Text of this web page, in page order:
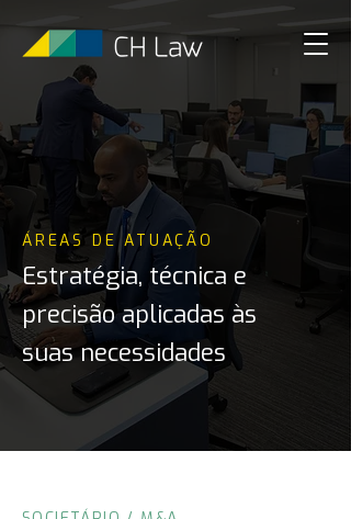
ÁREAS DE ATUAÇÃO
Estratégia, técnica e
precisão aplicadas às
suas necessidades